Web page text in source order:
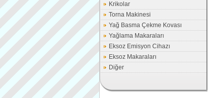
Krikolar
Torna Makinesi
Yağ Basma Çekme Kovası
Yağlama Makaraları
Eksoz Emisyon Cihazı
Eksoz Makaraları
Diğer